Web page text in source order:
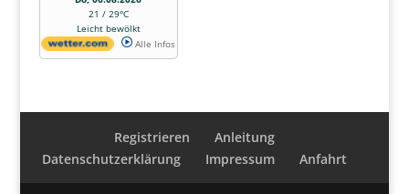
21 / 29°C
Leicht bewölkt
Alle Infos
Registrieren
Anleitung
Datenschutzerklärung
Impressum Anfahrt